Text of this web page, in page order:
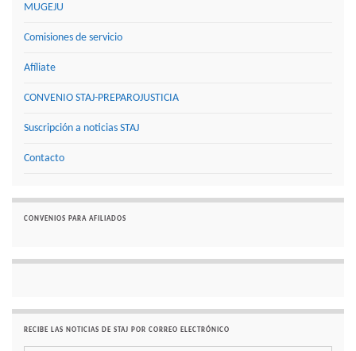
MUGEJU
Comisiones de servicio
Afíliate
CONVENIO STAJ-PREPAROJUSTICIA
Suscripción a noticias STAJ
Contacto
CONVENIOS PARA AFILIADOS
RECIBE LAS NOTICIAS DE STAJ POR CORREO ELECTRÓNICO